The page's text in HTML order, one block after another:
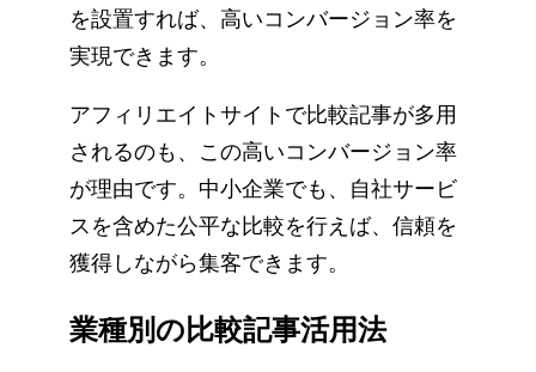
を設置すれば、高いコンバージョン率を
実現できます。
アフィリエイトサイトで比較記事が多用
されるのも、この高いコンバージョン率
が理由です。中小企業でも、自社サービ
スを含めた公平な比較を行えば、信頼を
獲得しながら集客できます。
業種別の比較記事活用法